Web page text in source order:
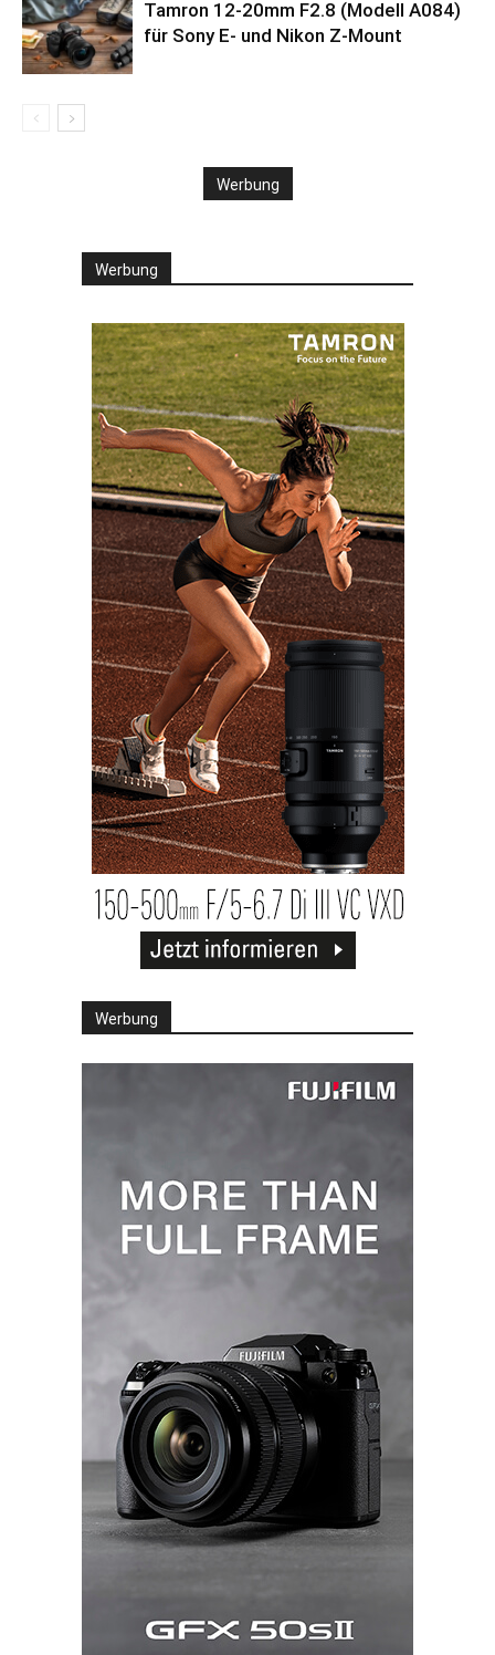
Tamron 12-20mm F2.8 (Modell A084)
für Sony E- und Nikon Z-Mount
Werbung
Werbung
Werbung